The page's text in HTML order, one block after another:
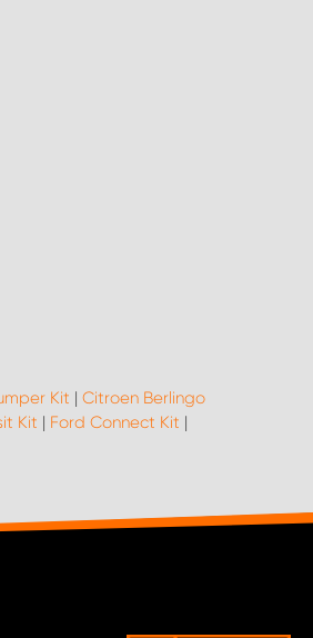
Kit | Citroen Berlingo
Kit | Ford Connect Kit |